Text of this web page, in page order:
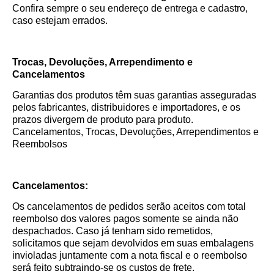
Confira sempre o seu endereço de entrega e cadastro,
caso estejam errados.
Trocas, Devoluções, Arrependimento e
Cancelamentos
Garantias dos produtos têm suas garantias asseguradas
pelos fabricantes, distribuidores e importadores, e os
prazos divergem de produto para produto.
Cancelamentos, Trocas, Devoluções, Arrependimentos e
Reembolsos
Cancelamentos:
Os cancelamentos de pedidos serão aceitos com total
reembolso dos valores pagos somente se ainda não
despachados. Caso já tenham sido remetidos,
solicitamos que sejam devolvidos em suas embalagens
invioladas juntamente com a nota fiscal e o reembolso
será feito subtraindo-se os custos de frete.